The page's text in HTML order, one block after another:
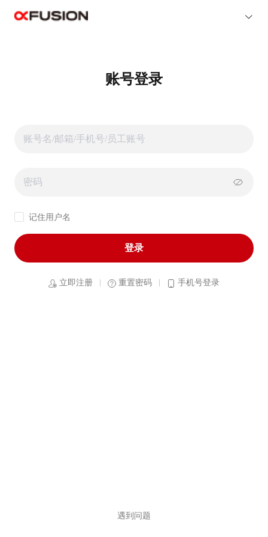
账号登录
记住用户名
登录
立即注册 重置密码 手机号登录
遇到问题